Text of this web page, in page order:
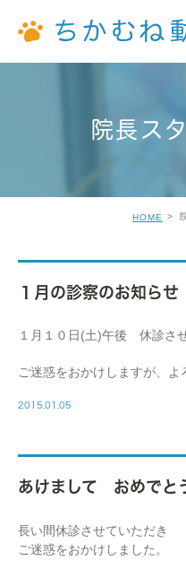
院長ス
HOME
１月の診察のお知らせ
１月１０日(土)午後 休診さ
ご迷惑をおかけしますが、
2015.01.05
あけまして おめでと
長い間休診させていただき
ご迷惑をおかけしました。